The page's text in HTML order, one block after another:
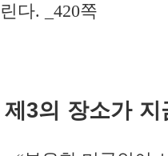
린다. _420쪽
제3의 장소가